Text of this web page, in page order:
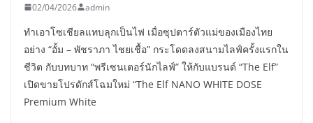
02/04/2026 admin
ทำเอาโซเชียลแทบลุกเป็นไฟ เมื่อซุปตาร์ตัวแม่ของเมืองไทย
อย่าง “อั้ม – พัชราภา ไชยเชื้อ” กระโดดลงสนามไลฟ์ครั้งแรกใน
ชีวิต กับบทบาท “พรีเซนเตอร์นักไลฟ์” ให้กับแบรนด์ “The Elf”
เปิดขายโปรดักส์โฉมใหม่ “The Elf NANO WHITE DOSE
Premium White